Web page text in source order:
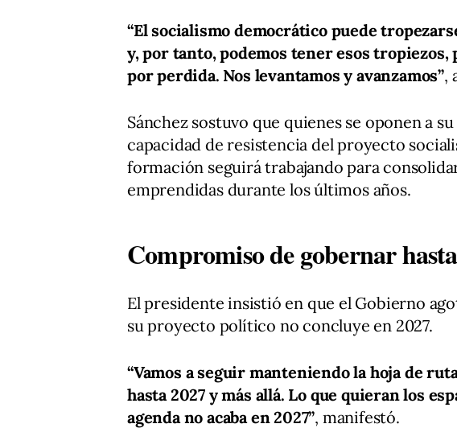
“El socialismo democrático puede
y, por tanto, podemos tener esos tropiezos,
por perdida. Nos levantamos y avanzamos”,
Sánchez sostuvo que quienes se oponen a
capacidad de resistencia del proyecto
formación seguirá trabajando para
emprendidas durante los últimos años.
Compromiso de gobernar
El presidente insistió en que el Gobierno
su proyecto político no concluye en 2027.
“Vamos a seguir manteniendo la hoja de
hasta 2027 y más allá. Lo que quieran los
agenda no acaba en 2027”, manifestó.